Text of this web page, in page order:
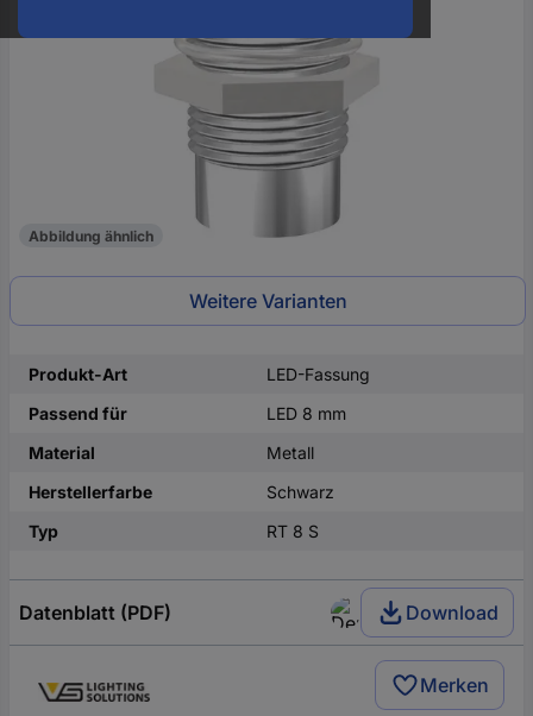
Abbildung ähnlich
Weitere Varianten
Produkt-Art
LED-Fassung
Passend für
LED 8 mm
Material
Metall
Herstellerfarbe
Schwarz
Typ
RT 8 S
Datenblatt (PDF) Download
Merken